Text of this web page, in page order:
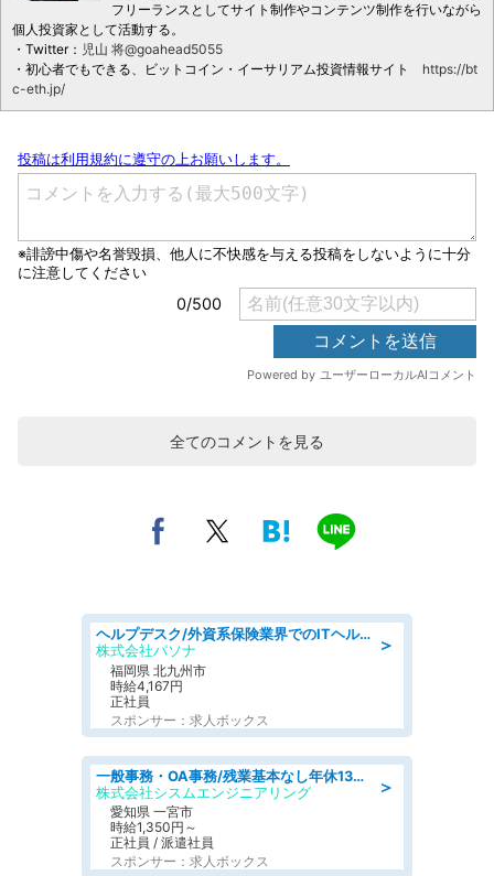
フリーランスとしてサイト制作やコンテンツ制作を行いながら
個人投資家として活動する。
・Twitter： 児山 将@goahead5055
・初心者でもできる、ビットコイン・イーサリアム投資情報サイト https://bt
c-eth.jp/
全てのコメントを見る
＞
ヘルプデスク/外資系保険業界でのITヘルプデスク業務/駅近/即日勤務可/ヘルプデスク
株式会社パソナ
福岡県 北九州市
時給4,167円
正社員
スポンサー：求人ボックス
＞
一般事務・OA事務/残業基本なし年休130日社保完備の一般・調達事務
株式会社シスムエンジニアリング
愛知県 一宮市
時給1,350円～
正社員 / 派遣社員
スポンサー：求人ボックス